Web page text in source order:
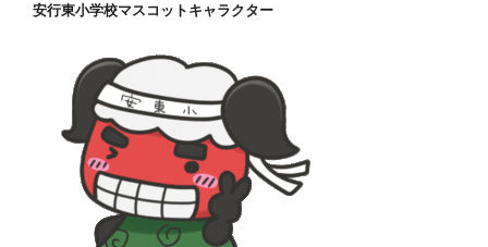
安行東小学校マスコットキャラクター